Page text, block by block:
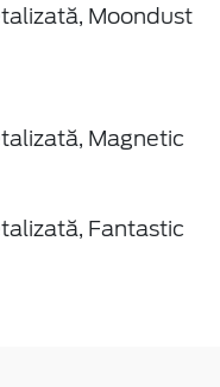
Moondust
Magnetic
Fantastic